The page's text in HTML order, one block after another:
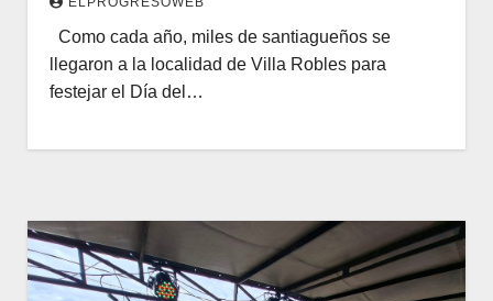
Como cada año, miles de santiagueños se
llegaron a la localidad de Villa Robles para
festejar el Día del…